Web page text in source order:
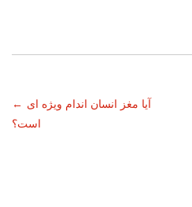
← آیا مغز انسان اندام ویژه ای
است؟